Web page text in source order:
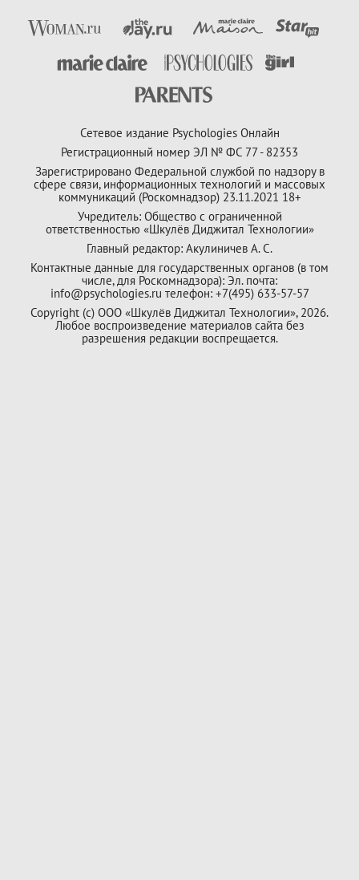
Сетевое издание Psychologies Онлайн
Регистрационный номер ЭЛ № ФС 77 - 82353
Зарегистрировано Федеральной службой по надзору в
сфере связи, информационных технологий и массовых
коммуникаций (Роскомнадзор) 23.11.2021 18+
Учредитель: Общество с ограниченной
ответственностью «Шкулёв Диджитал Технологии»
Главный редактор: Акулиничев А. С.
Контактные данные для государственных органов (в том
числе, для Роскомнадзора): Эл. почта:
info@psychologies.ru телефон: +7(495) 633-57-57
Copyright (с) ООО «Шкулёв Диджитал Технологии», 2026.
Любое воспроизведение материалов сайта без
разрешения редакции воспрещается.